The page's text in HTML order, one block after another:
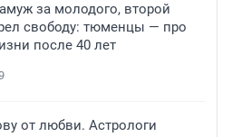
за молодого, второй
свободу: тюменцы — про
после 40 лет
от любви. Астрологи